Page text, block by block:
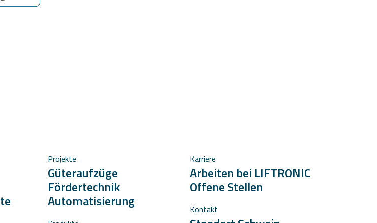
Projekte
Güteraufzüge
Fördertechnik
Automatisierung
Karriere
Arbeiten bei LIFTRONIC
Offene Stellen
Kontakt